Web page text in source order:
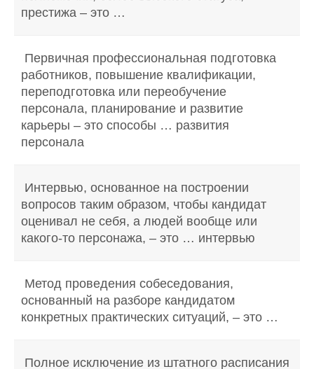
престижа – это …
Первичная профессиональная подготовка
работников, повышение квалификации,
переподготовка или переобучение
персонала, планирование и развитие
карьеры – это способы … развития
персонала
Интервью, основанное на построении
вопросов таким образом, чтобы кандидат
оценивал не себя, а людей вообще или
какого-то персонажа, – это … интервью
Метод проведения собеседования,
основанный на разборе кандидатом
конкретных практических ситуаций, – это …
Полное исключение из штатного расписания